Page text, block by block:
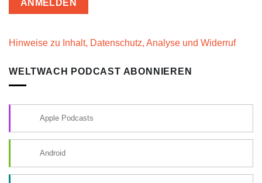
Hinweise zu Inhalt, Datenschutz, Analyse und Widerruf
WELTWACH PODCAST ABONNIEREN
Apple Podcasts
Android